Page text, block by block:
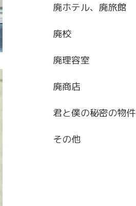
廃ホテル、廃旅館
廃校
廃理容室
廃商店
君と僕の秘密の物件
その他